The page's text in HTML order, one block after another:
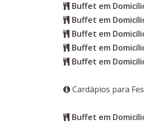
Buffet em
Buffet em
Buffet em
Buffet em
Buffet em
Cardápios para
Buffet em